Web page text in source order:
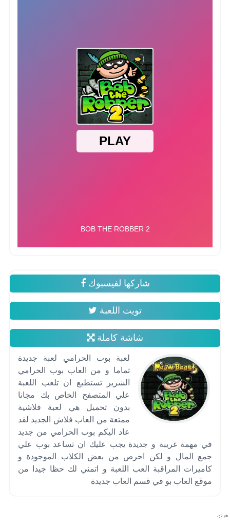
شاركها لفيسبوك
تويت اللعبة
شاشة كاملة
لعبة بوب الحرامي لعبة جديدة
تماما و من العاب بوب الحرامي
الشرير تستطيع ان تلعب اللعبة
علي المتصفح الخاص بك مجانا
بدون تحميل هي لعبة فلاشية
ممتعة من العاب فلاش الجديد لقد
عاد اليكم بوب الحرامي من جديد
في مهمة غريبة و جديدة يجب عليك ان تساعد بوب علي
جمع المال و لكن احرص من بعض الكلاب الموجودة و
كاميرات المراقبة العب اللعبة و اتمني لك حظا جيدا من
موقع العاب بو في قسم العاب جديدة
*/ ?>